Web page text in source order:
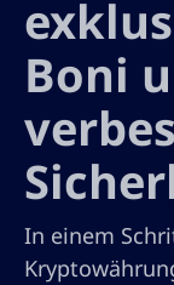
Boni
In einem